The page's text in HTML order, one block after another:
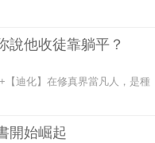
說他收徒靠躺平？
【迪化】在修真界當凡人，是種
開始崛起